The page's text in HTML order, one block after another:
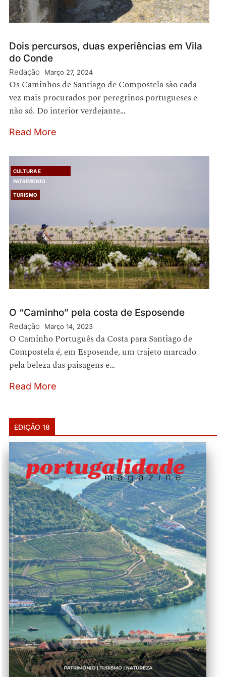
Dois percursos, duas experiências em Vila
do Conde
Redação Março 27, 2024
Os Caminhos de Santiago de Compostela são cada
vez mais procurados por peregrinos portugueses e
não só. Do interior verdejante…
Read More
CULTURA E
PATRIMÓNIO
TURISMO
O “Caminho” pela costa de Esposende
Redação Março 14, 2023
O Caminho Português da Costa para Santiago de
Compostela é, em Esposende, um trajeto marcado
pela beleza das paisagens e…
Read More
EDIÇÃO 18